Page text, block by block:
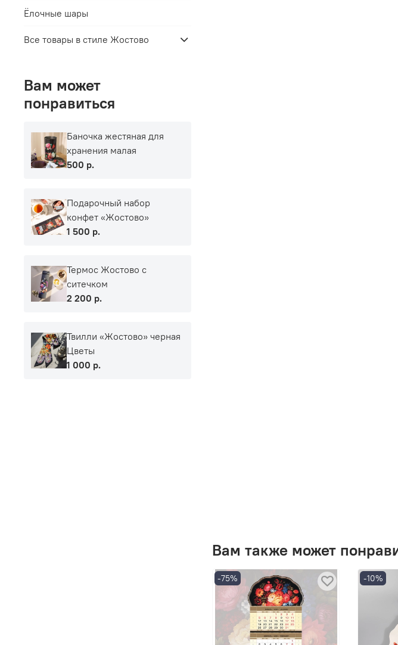
Вам также может
-75% -10%
Ёлочные шары
Все товары в стиле Жостово
Вам может
понравиться
Баночка жестяная для
хранения малая
500 р.
Подарочный набор
конфет «Жостово»
1 500 р.
Термос Жостово с
ситечком
2 200 р.
Твилли «Жостово» черная
Цветы
1 000 р.